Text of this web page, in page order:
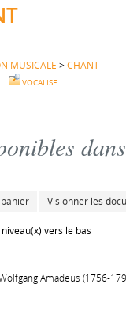
MUSICALE >CHANT
VOCALISE
Visionner les
niveau(x) vers le bas
Amadeus (1756-